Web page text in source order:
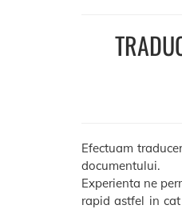
Efectuam
documentului.
Experienta ne
rapid astfel in